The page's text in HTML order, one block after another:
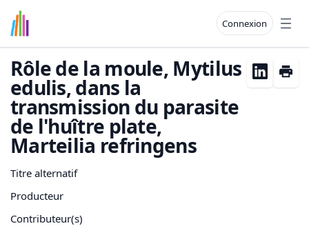
Connexion
Rôle de la moule, Mytilus
edulis, dans la
transmission du parasite
de l'huître plate,
Marteilia refringens
Titre alternatif
Producteur
Contributeur(s)